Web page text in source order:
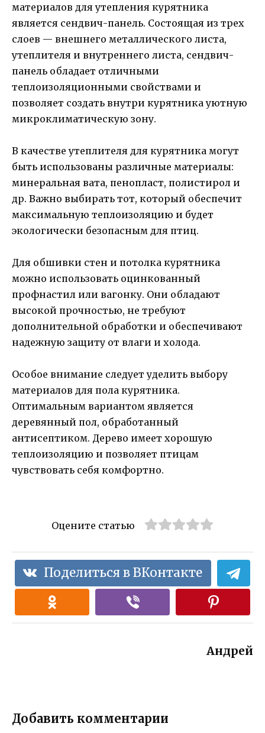
материалов для утепления курятника
является сендвич-панель. Состоящая из трех
слоев — внешнего металлического листа,
утеплителя и внутреннего листа, сендвич-
панель обладает отличными
теплоизоляционными свойствами и
позволяет создать внутри курятника уютную
микроклиматическую зону.
В качестве утеплителя для курятника могут
быть использованы различные материалы:
минеральная вата, пенопласт, полистирол и
др. Важно выбирать тот, который обеспечит
максимальную теплоизоляцию и будет
экологически безопасным для птиц.
Для обшивки стен и потолка курятника
можно использовать оцинкованный
профнастил или вагонку. Они обладают
высокой прочностью, не требуют
дополнительной обработки и обеспечивают
надежную защиту от влаги и холода.
Особое внимание следует уделить выбору
материалов для пола курятника.
Оптимальным вариантом является
деревянный пол, обработанный
антисептиком. Дерево имеет хорошую
теплоизоляцию и позволяет птицам
чувствовать себя комфортно.
Оцените статью
Поделиться в ВКонтакте
Андрей
Добавить комментарии